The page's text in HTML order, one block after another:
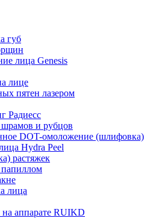
губ
лица Genesis
лице
пятен лазером
Радиесс
шрамов и рубцов
DOT-омоложение (шлифовка)
Hydra Peel
растяжек
папиллом
лица
на аппарате RUIKD